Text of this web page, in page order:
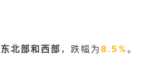
东北部和西部 ，跌幅为8.5%。